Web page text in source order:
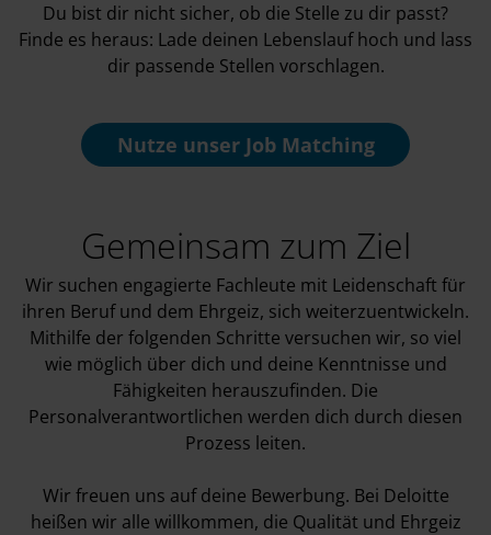
Du bist dir nicht sicher, ob die Stelle zu dir passt?
Finde es heraus: Lade deinen Lebenslauf hoch und lass
dir passende Stellen vorschlagen.
Nutze unserJob Matching
Gemeinsam zum Ziel
Wir suchen engagierte Fachleute mit Leidenschaft für
ihren Beruf und dem Ehrgeiz, sich weiterzuentwickeln.
Mithilfe der folgenden Schritte versuchen wir, so viel
wie möglich über dich und deine Kenntnisse und
Fähigkeiten herauszufinden. Die
Personalverantwortlichen werden dich durch diesen
Prozess leiten.
Wir freuen uns auf deine Bewerbung. Bei Deloitte
heißen wir alle willkommen, die Qualität und Ehrgeiz